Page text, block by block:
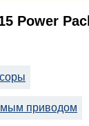
Power
приводом